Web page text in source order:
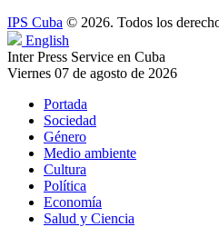
IPS Cuba © 2026. Todos los
English
Inter Press Service en Cuba
Viernes 07 de agosto de 2026
Portada
Sociedad
Género
Medio ambiente
Cultura
Política
Economía
Salud y Ciencia